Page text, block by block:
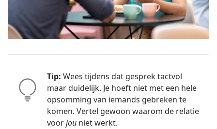
Tip: Wees tijdens dat gesprek tactvol
maar duidelijk. Je hoeft niet met een hele
opsomming van iemands gebreken te
komen. Vertel gewoon waarom de relatie
voorjouniet werkt.